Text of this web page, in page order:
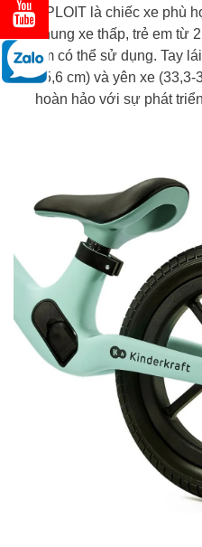
XPLOIT là chiếc xe phù
khung xe thấp, trẻ em từ
cm có thể sử dụng. Tay
55,6 cm) và yên xe
hoàn hảo với sự phát